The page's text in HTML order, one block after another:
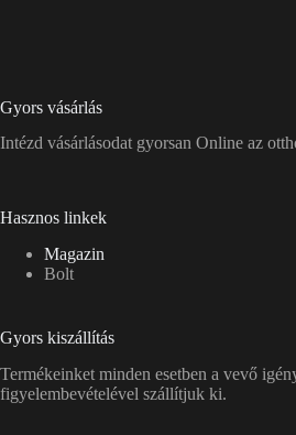
Gyors vásárlás
Intézd vásárlásodat gyorsan Online az
Hasznos linkek
Magazin
Bolt
Gyors kiszállítás
Termékeinket minden esetben a vevő
figyelembevételével szállítjuk ki.